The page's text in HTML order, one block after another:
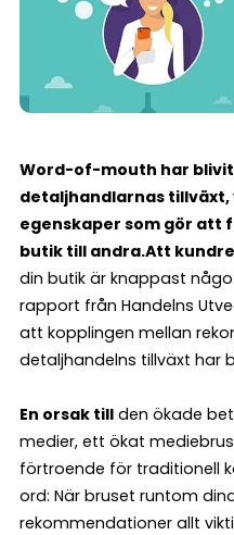
Word-of-mouth har
detaljhandlarnas tillväxt,
egenskaper som gör att
butik till andra.Att
din butik är knappast
rapport från Handelns
att kopplingen mellan
detaljhandelns tillväxt har
En orsak till den ökade
medier, ett ökat
förtroende för traditionell
ord: När bruset runtom
rekommendationer allt